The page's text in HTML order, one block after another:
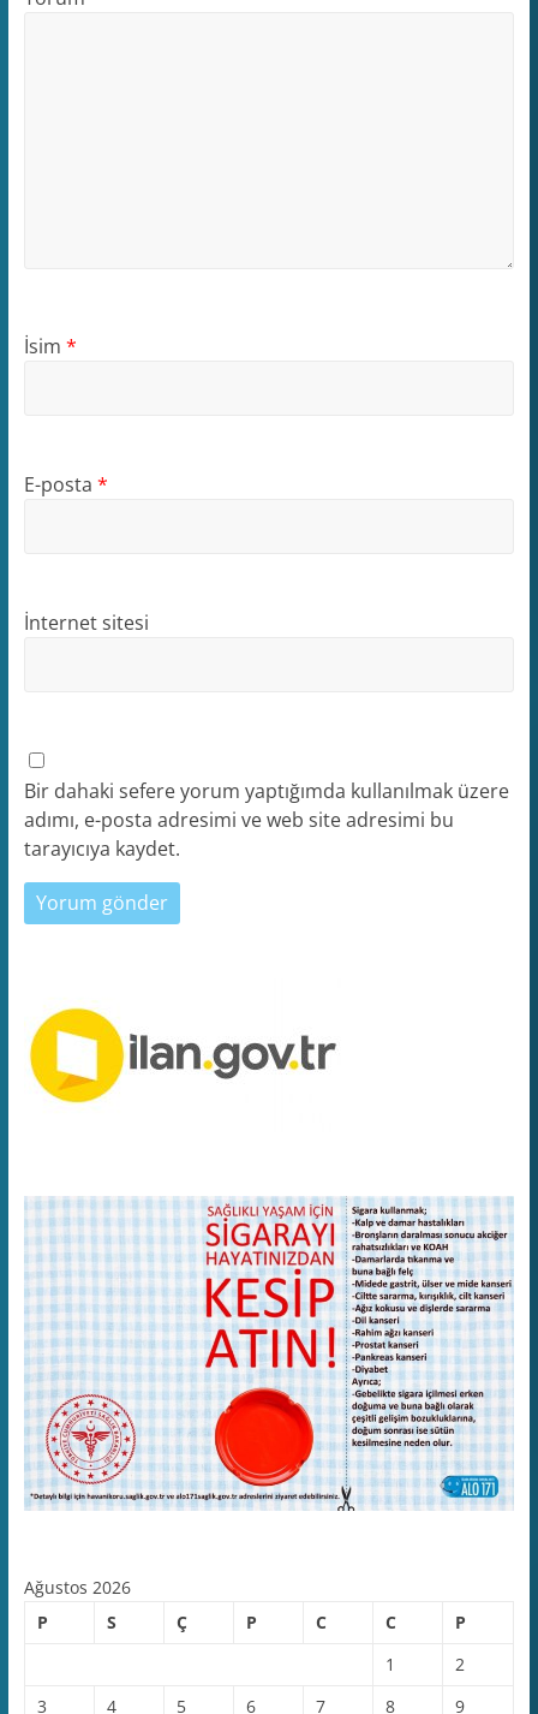
İsim *
E-posta *
İnternet sitesi
Bir dahaki sefere yorum yaptığımda kullanılmak üzere
adımı, e-posta adresimi ve web site adresimi bu
tarayıcıya kaydet.
Ağustos 2026
P
S Ç P C C
P
1
2
3
4 5 6 7 8 9